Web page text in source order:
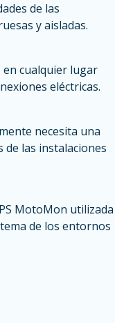
de las
y aisladas.
cualquier lugar
eléctricas.
necesita una
de las instalaciones
MotoMon utilizada
de los entornos